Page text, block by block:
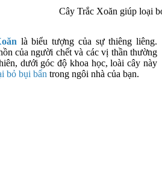
Cây Trắc Xoăn giúp loại
là biểu tượng của sự thiêng liêng.
của người chết và các vị thần thường
dưới góc độ khoa học, loài cây này
bỏ bụi bẩn trong ngôi nhà của bạn.